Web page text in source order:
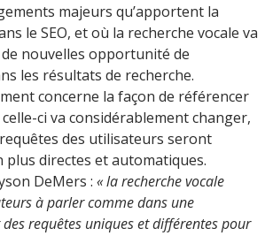
majeurs qu’apportent la
le SEO, et où la recherche vocale va
nouvelles opportunité de
les résultats de recherche.
concerne la façon de référencer
ci va considérablement changer,
requêtes des utilisateurs seront
plus directes et automatiques.
DeMers : « la recherche vocale
à parler comme dans une
requêtes uniques et différentes pour